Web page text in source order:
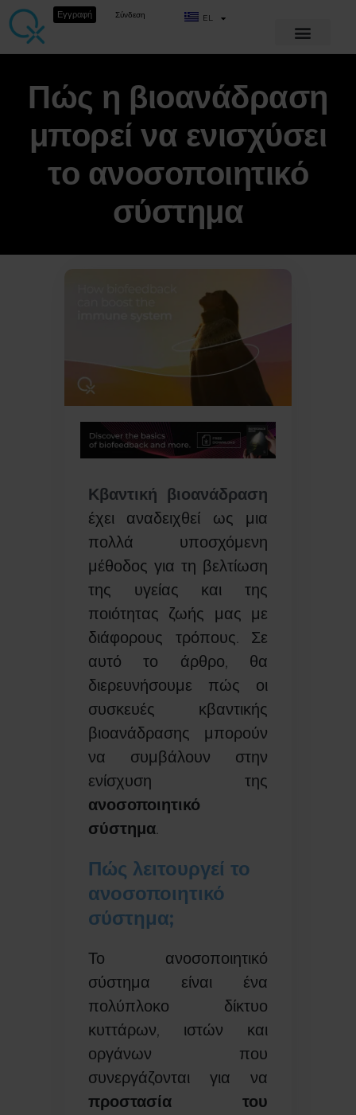
Εγγραφή Σύνδεση EL
Πώς η βιοανάδραση
μπορεί να ενισχύσει
το ανοσοποιητικό
σύστημα
Κβαντική βιοανάδραση
έχει αναδειχθεί ως μια
πολλά υποσχόμενη
μέθοδος για τη βελτίωση
της υγείας και της
ποιότητας ζωής μας με
διάφορους τρόπους. Σε
αυτό το άρθρο, θα
διερευνήσουμε πώς οι
συσκευές κβαντικής
βιοανάδρασης μπορούν
να συμβάλουν στην
ενίσχυση της
ανοσοποιητικό
σύστημα.
Πώς λειτουργεί το
ανοσοποιητικό
σύστημα;
Το ανοσοποιητικό
σύστημα είναι ένα
πολύπλοκο δίκτυο
κυττάρων, ιστών και
οργάνων που
συνεργάζονται για να
προστασία του